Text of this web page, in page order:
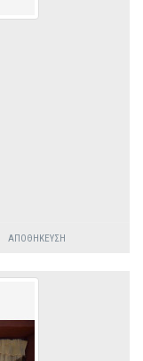
ΑΠΟΘΉΚΕΥΣΗ